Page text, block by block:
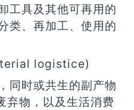
工具及其他可再用的
类、再加工、使用的
logistice)
同时或共生的副产物
弃物，以及生活消费